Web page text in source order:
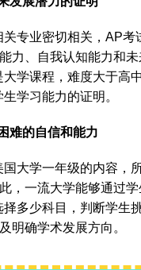
专业密切相关，AP考
力、自我认知能力和
大学课程，难度大于高
学习能力的证明。
难的自信和能力
国大学一年级的内容，
，一流大学能够通过
多少科目，判断学生
明确学术发展方向。